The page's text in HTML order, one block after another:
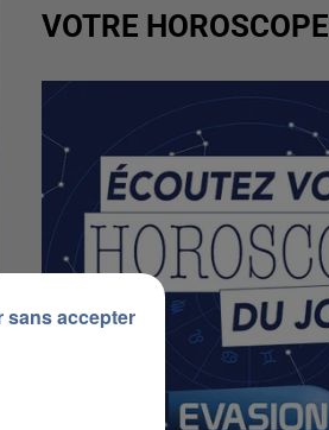
VOTRE HOROSCOPE
sans accepter